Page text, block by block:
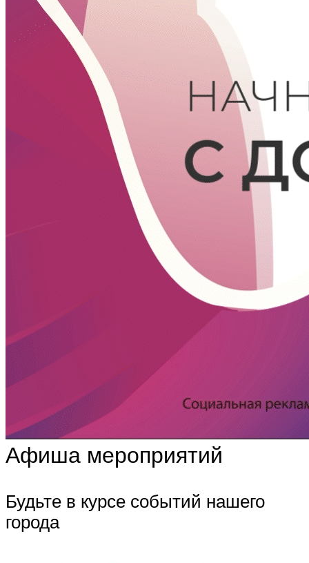
Афиша мероприятий
Будьте в курсе событий нашего
города